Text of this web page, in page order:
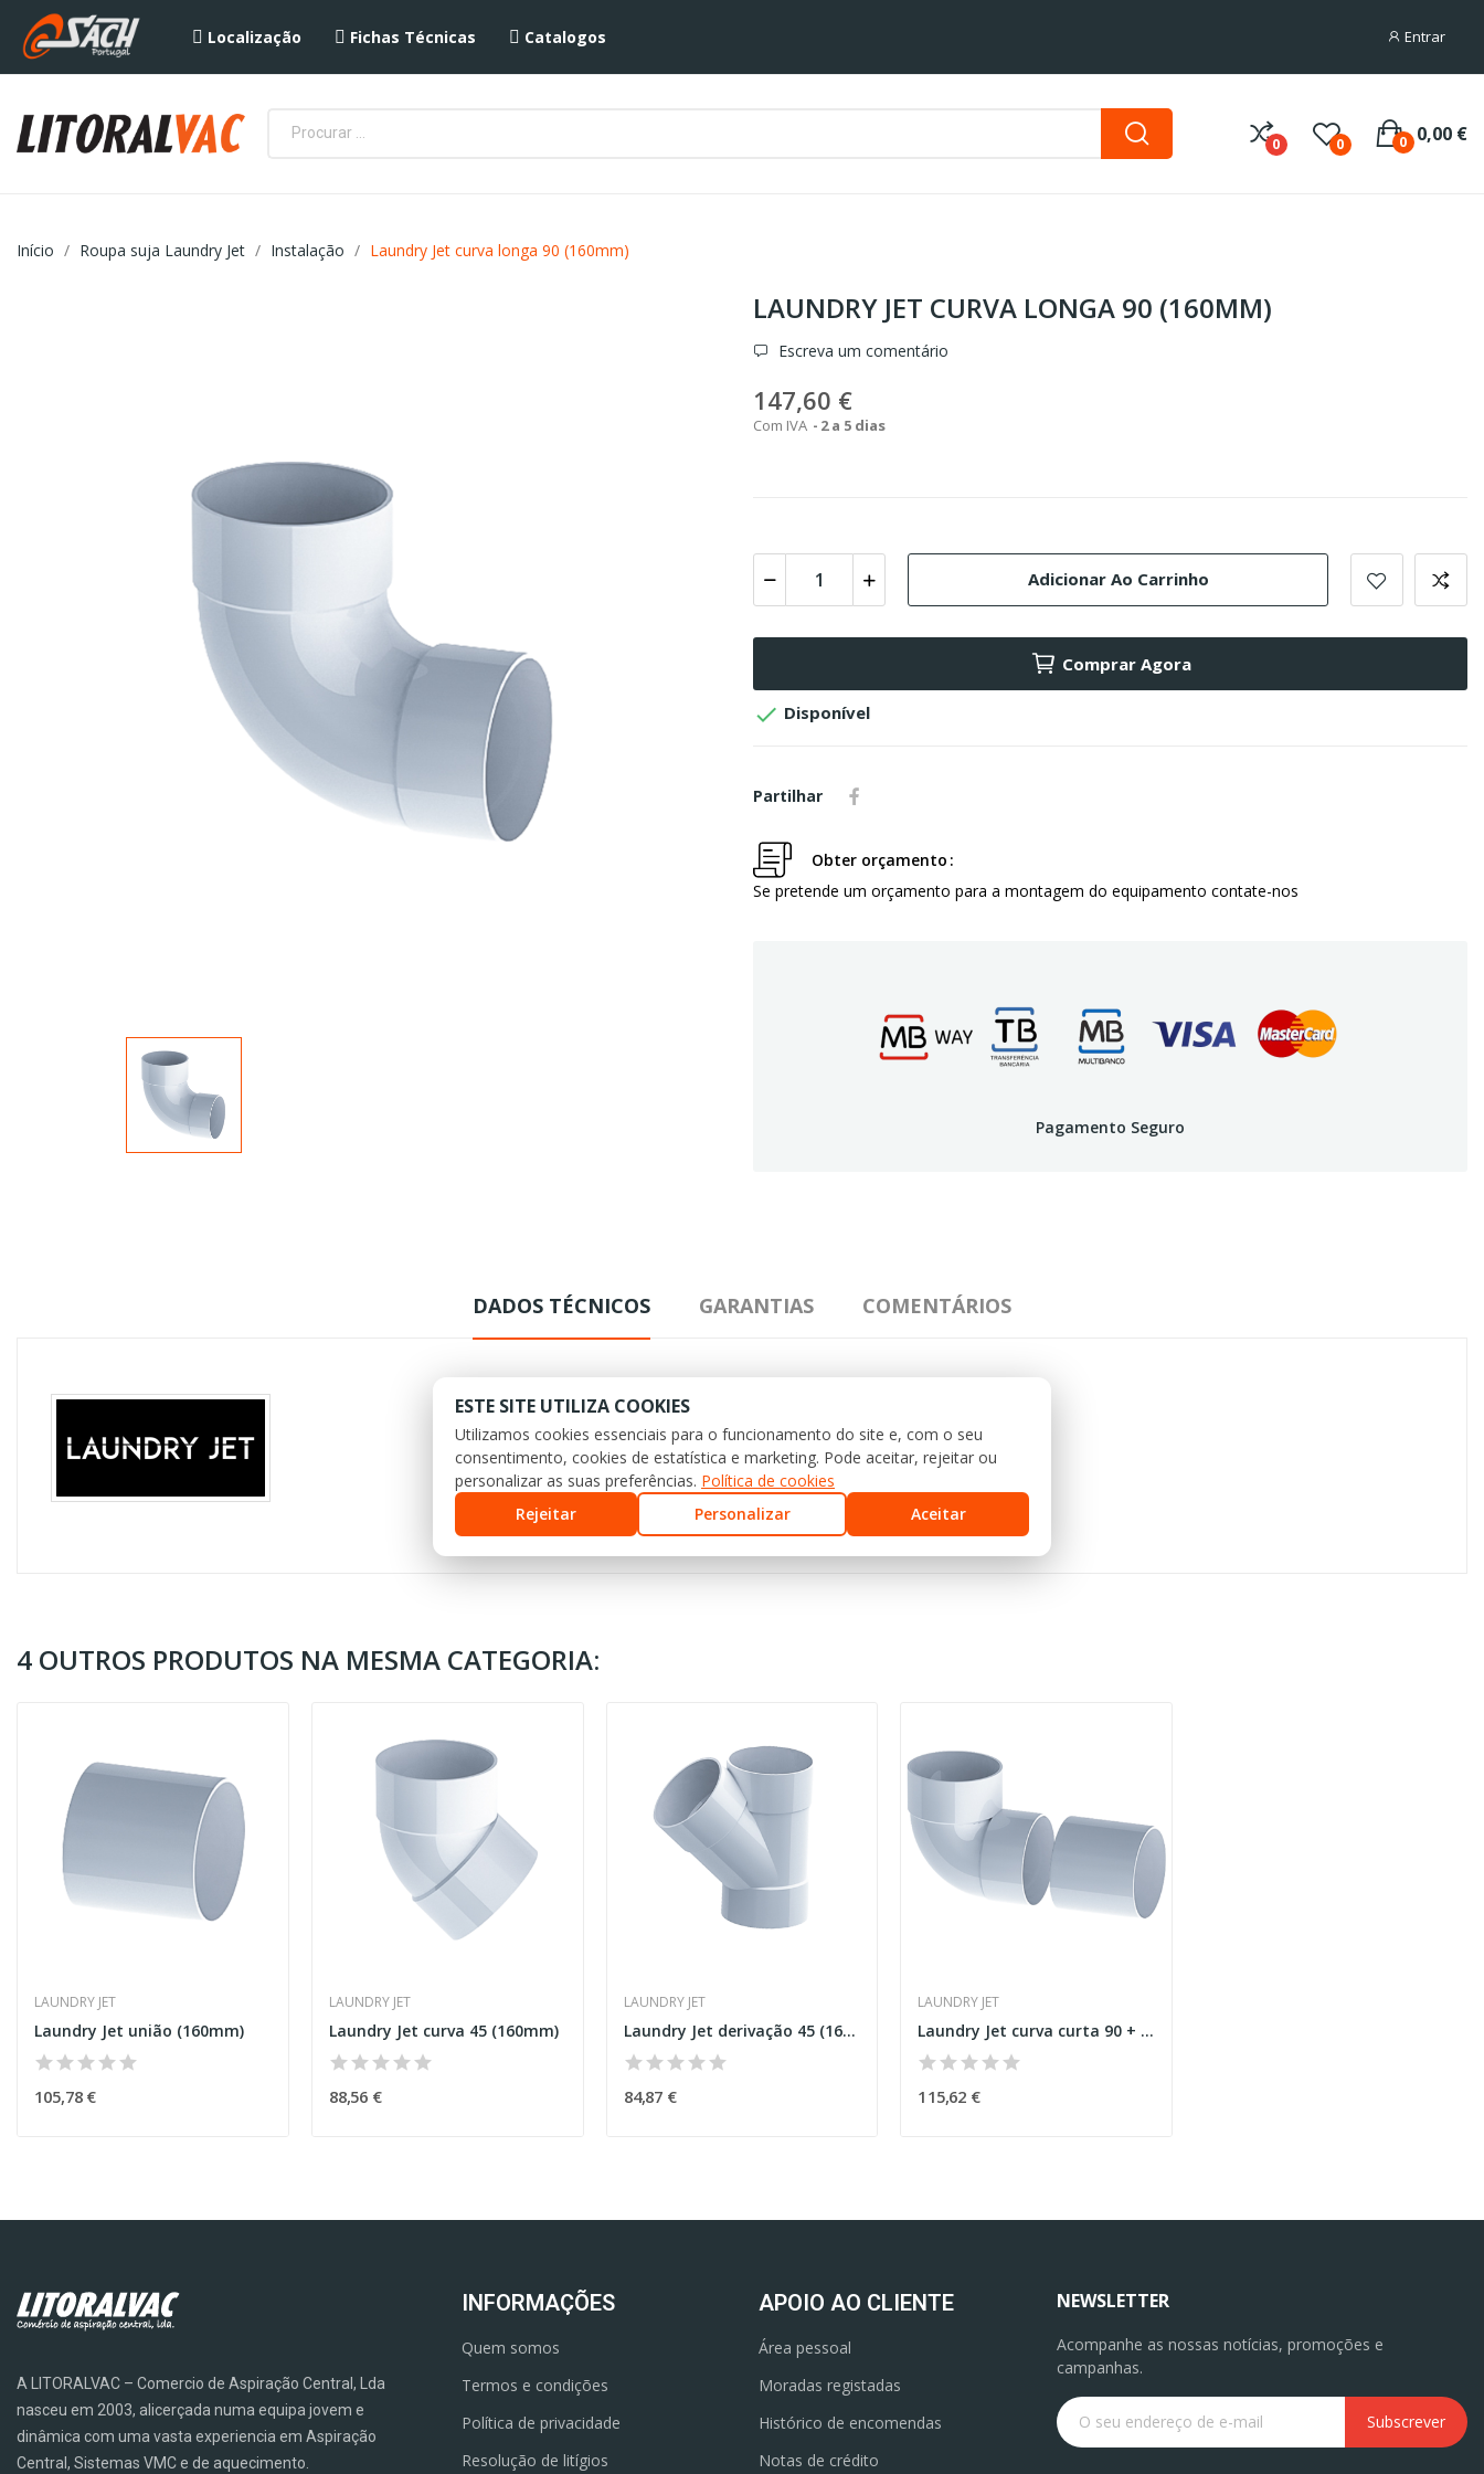
Localização Fichas Técnicas Catalogos Entrar
0 0 0,00 €
0
Início Roupa suja Laundry Jet Instalação Laundry Jet curva longa 90 (160mm)
LAUNDRY JET CURVA LONGA 90 (160MM)
Escreva um comentário
147,60 €
Com IVA 2 a 5 dias
Adicionar Ao Carrinho
Comprar Agora
 Disponível
Partilhar
Obter orçamento
Se pretende um orçamento para a montagem do equipamento contate-nos
Pagamento Seguro
DADOS TÉCNICOS GARANTIAS COMENTÁRIOS
4 OUTROS PRODUTOS NA MESMA CATEGORIA:
LAUNDRY JET
Laundry Jet união (160mm)
105,78 €
LAUNDRY JET
Laundry Jet curva 45 (160mm)
88,56 €
LAUNDRY JET
Laundry Jet derivação 45 (160mm)
84,87 €
LAUNDRY JET
Laundry Jet curva curta 90 + ligador para porta
115,62 €
A LITORALVAC – Comercio de Aspiração Central, Lda
nasceu em 2003, alicerçada numa equipa jovem e
dinâmica com uma vasta experiencia em Aspiração
Central, Sistemas VMC e de aquecimento.
INFORMAÇÕES
Quem somos
Termos e condições
Política de privacidade
Resolução de litígios
APOIO AO CLIENTE
Área pessoal
Moradas registadas
Histórico de encomendas
Notas de crédito
NEWSLETTER
Acompanhe as nossas notícias, promoções e
campanhas.
Subscrever
ESTE SITE UTILIZA COOKIES
Utilizamos cookies essenciais para o funcionamento do site e, com o seu
consentimento, cookies de estatística e marketing. Pode aceitar, rejeitar ou
personalizar as suas preferências. Política de cookies
Rejeitar
Personalizar Aceitar